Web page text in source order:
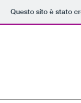
Questo sito è stato